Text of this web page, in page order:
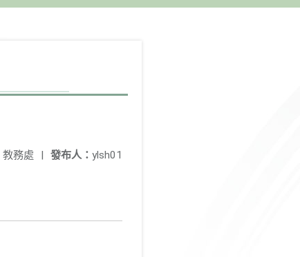
發布人： ylsh01
教務處 |